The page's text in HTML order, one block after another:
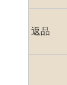
返品